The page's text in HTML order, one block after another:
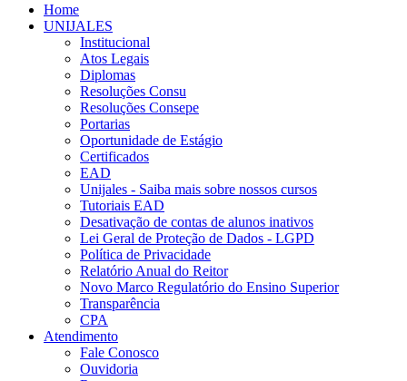
Home
UNIJALES
Institucional
Atos Legais
Diplomas
Resoluções Consu
Resoluções Consepe
Portarias
Oportunidade de Estágio
Certificados
EAD
Unijales - Saiba mais sobre nossos cursos
Tutoriais EAD
Desativação de contas de alunos inativos
Lei Geral de Proteção de Dados - LGPD
Política de Privacidade
Relatório Anual do Reitor
Novo Marco Regulatório do Ensino Superior
Transparência
CPA
Atendimento
Fale Conosco
Ouvidoria